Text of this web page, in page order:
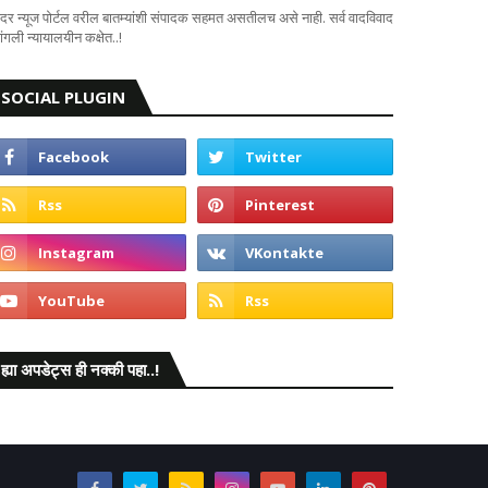
न्यूज पोर्टल वरील बातम्यांशी संपादक सहमत असतीलच असे नाही. सर्व वादविवाद
न्यायालयीन कक्षेत..!
SOCIAL PLUGIN
ह्या अपडेट्स ही नक्की पहा..!